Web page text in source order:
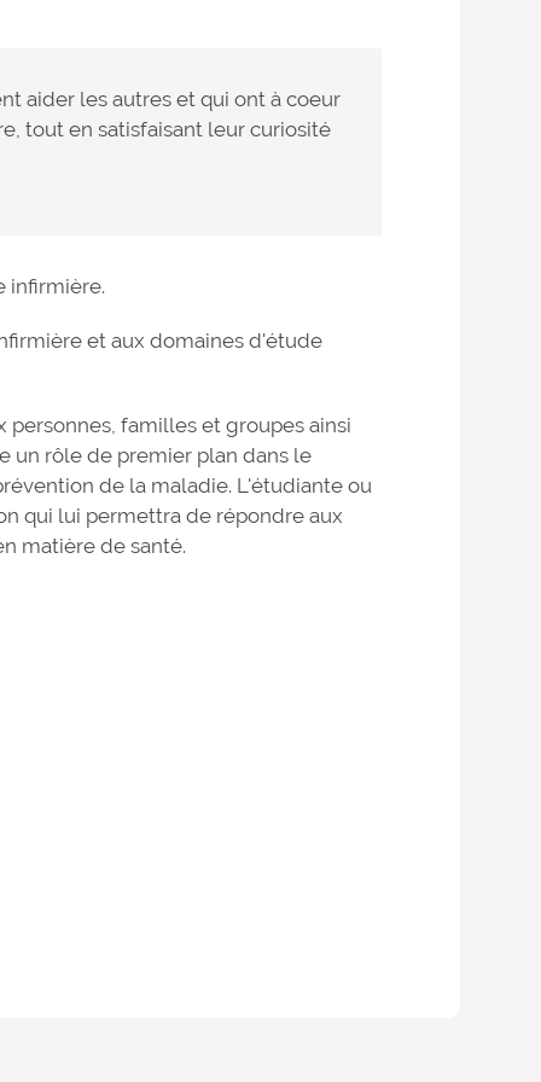
aider les autres et qui ont à coeur
tout en satisfaisant leur curiosité
infirmière.
et aux domaines d'étude
personnes, familles et groupes ainsi
un rôle de premier plan dans le
de la maladie. L'étudiante ou
qui lui permettra de répondre aux
matière de santé.